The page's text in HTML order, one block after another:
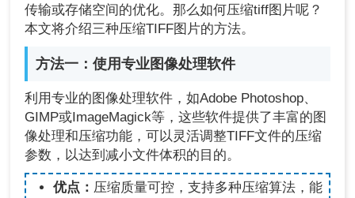
传输或存储空间的优化。那么如何压缩tiff图片呢？
本文将介绍三种压缩TIFF图片的方法。
方法一：使用专业图像处理软件
利用专业的图像处理软件，如Adobe Photoshop、
GIMP或ImageMagick等，这些软件提供了丰富的图
像处理和压缩功能，可以灵活调整TIFF文件的压缩
参数，以达到减小文件体积的目的。
优点： 压缩质量可控，支持多种压缩算法，能